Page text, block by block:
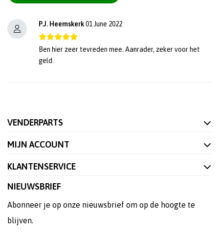
P.J. Heemskerk01 June 2022
Ben hier zeer tevreden mee. Aanrader, zeker voor het
geld.
VENDERPARTS
MIJN ACCOUNT
KLANTENSERVICE
NIEUWSBRIEF
Abonneer je op onze nieuwsbrief om op de hoogte te
blijven.